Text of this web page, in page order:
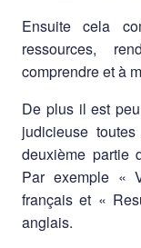
Ensuite cela
ressources,
comprendre et à
De plus il est
judicieuse
deuxième partie
Par exemple «
français et «
anglais.